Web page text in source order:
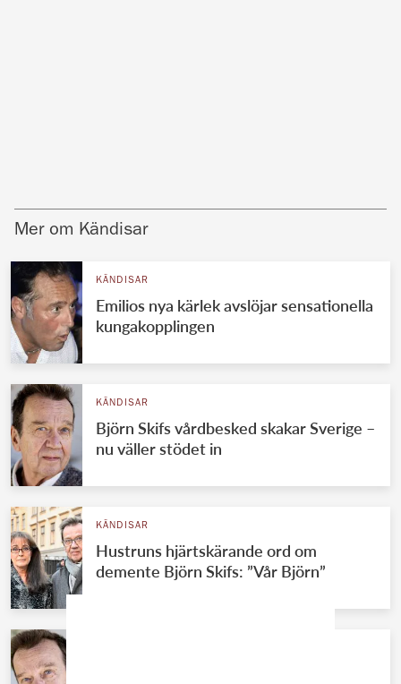
Mer om Kändisar
KÄNDISAR
Emilios nya kärlek avslöjar sensationella
kungakopplingen
KÄNDISAR
Björn Skifs vårdbesked skakar Sverige –
nu väller stödet in
KÄNDISAR
Hustruns hjärtskärande ord om
demente Björn Skifs: ”Vår Björn”